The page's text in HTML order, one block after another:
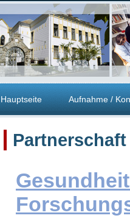
Hauptseite Aufnahme /